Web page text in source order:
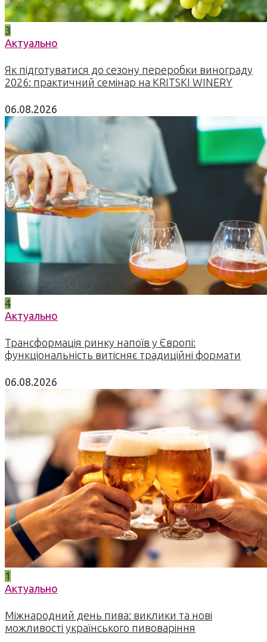
3
Актуально
Як підготуватися до сезону переробки винограду
2026: практичний семінар на KRITSKI WINERY
06.08.2026
4
Актуально
Трансформація ринку напоїв у Європі:
функціональність витісняє традиційні формати
06.08.2026
1
Актуально
Міжнародний день пива: виклики та нові
можливості українського пивоваріння